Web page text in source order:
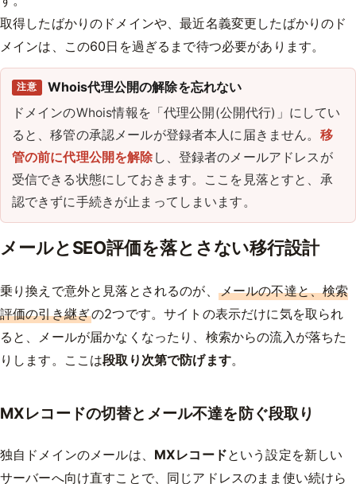
取得したばかりのドメインや、最近名義変更したばかりのド
メインは、この60日を過ぎるまで待つ必要があります。
注意 Whois代理公開の解除を忘れない
ドメインのWhois情報を「代理公開(公開代行)」にしてい
ると、移管の承認メールが登録者本人に届きません。 移
管の前に代理公開を解除 し、登録者のメールアドレスが
受信できる状態にしておきます。ここを見落とすと、承
認できずに手続きが止まってしまいます。
メールとSEO評価を落とさない移行設計
乗り換えで意外と見落とされるのが、 メールの不達と、検索
評価の引き継ぎの2つです。サイトの表示だけに気を取られ
ると、メールが届かなくなったり、検索からの流入が落ちた
りします。ここは段取り次第で防げます。
MXレコードの切替とメール不達を防ぐ段取り
独自ドメインのメールは、 MXレコードという設定を新しい
サーバーへ向け直すことで、同じアドレスのまま使い続けら